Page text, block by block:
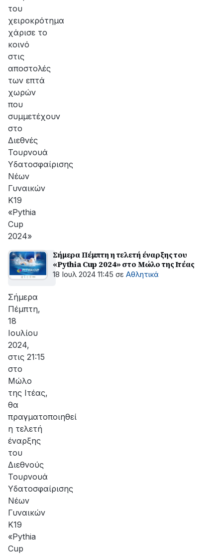
του
χειροκρότημα
χάρισε το
κοινό
στις
αποστολές
των επτά
χωρών
που
συμμετέχουν
στο
Διεθνές
Τουρνουά
Υδατοσφαίρισης
Νέων
Γυναικών
Κ19
«Pythia
Cup
2024»
Σήμερα Πέμπτη η τελετή έναρξης του
«Pythia Cup 2024» στο Μώλο της Ιτέας
18 Ιουλ 2024 11:45 σε Αθλητικά
Σήμερα
Πέμπτη,
18
Ιουλίου
2024,
στις 21:15
στο
Μώλο
της Ιτέας,
θα
πραγματοποιηθεί
η τελετή
έναρξης
του
Διεθνούς
Τουρνουά
Υδατοσφαίρισης
Νέων
Γυναικών
Κ19
«Pythia
Cup